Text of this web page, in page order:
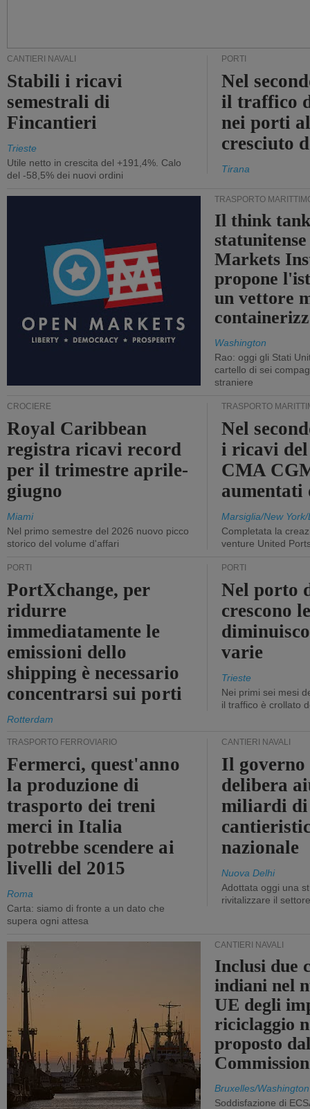
CANTIERI NAVALI
Stabili i ricavi
semestrali di
Fincantieri
Trieste
Utile netto in crescita del +191,4%. Calo
del -58,5% dei nuovi ordini
PORTI
Nel
il traffico
nei porti
cresciuto
Tirana
TRASPORTO
Il think
Markets
propone
un vettore
Washington
Rao: oggi gli Stati
cartello di sei
straniere
CROCIERE
Royal Caribbean
registra ricavi record
per il trimestre aprile-
giugno
Miami
Nel primo semestre del 2026 nuovo picco
storico del volume d'affari
TRASPORTO
Nel
i ricavi
CMA
aumentati
Marsiglia/New
Completata la
venture United
PORTI
PortXchange, per
ridurre
immediatamente le
emissioni dello
shipping è necessario
concentrarsi sui porti
Rotterdam
PORTI
Nel porto
crescono
varie
Trieste
Nei primi sei mesi
il traffico è crollato
TRASPORTO FERROVIARIO
Fermerci, quest'anno
la produzione di
trasporto dei treni
merci in Italia
potrebbe scendere ai
livelli del 2015
Roma
Carta: siamo di fronte a un dato che
supera ogni attesa
CANTIERI NAVALI
Il
delibera
miliardi
nazionale
Nuova Delhi
Adottata oggi una
rivitalizzare il settore
CANTIERI NAVALI
Inclusi due
indiani nel
UE degli
riciclaggio
proposto
Bruxelles/Washington
Soddisfazione di